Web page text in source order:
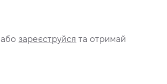
абозареєструйся та отримай